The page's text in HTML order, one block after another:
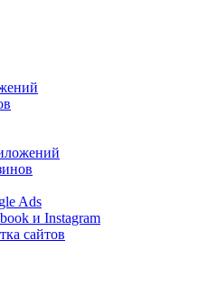
Ads
и Instagram
сайтов